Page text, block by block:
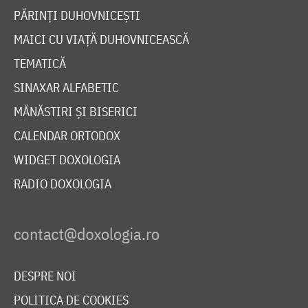
PĂRINȚI DUHOVNICEȘTI
MAICI CU VIAȚĂ DUHOVNICEASCĂ
TEMATICĂ
SINAXAR ALFABETIC
MĂNĂSTIRI ȘI BISERICI
CALENDAR ORTODOX
WIDGET DOXOLOGIA
RADIO DOXOLOGIA
DESPRE NOI
POLITICA DE COOKIES